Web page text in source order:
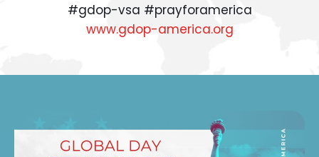
#gdop-vsa #prayforamerica
www.gdop-america.org